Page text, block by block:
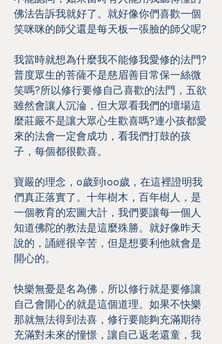
佛法告訴我就好了。就好像你們喜歡一個
笑咪咪的師父還是每天板一張臉的師父呢?
我當時就想為什麼我不能修我愛修的法門?
普度眾生的菩薩不是慈眉善目常保一絲微
笑嗎?所以修行要修自己喜歡的法門，五欲
雖然會讓人沉淪，但大眾看我們的壇場這
麼莊嚴不是讓大眾心生歡喜嗎?連小孩都愛
來的法會一定會成功，看我們打鼓的孩
子，每個都很歡喜。
寶嚴的理念，0歲到100歲，在這裡證明我
們真正落實了。十年樹木，百年樹人，是
一個教育的宏圖大計，我們要讓每一個人
知道佛陀的教法是這麼殊勝。就好像昨天
說的，誦經很辛苦，但是想要利他就會是
開心的。
快樂無憂是名為佛，所以修行就是要修讓
自己會開心的就是這個道理。如果不快樂
那就無法得到法喜，修行要能夠充滿期待
充滿對未來的憧憬，讓自己返老還童，我